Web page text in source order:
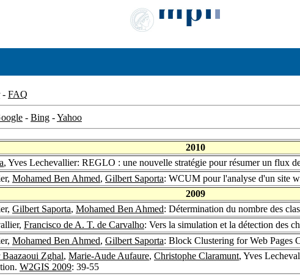
- FAQ
- Bing -Yahoo
2010
, Yves Lechevallier: REGLO : une nouvelle stratégie pour résumer un flux
Mohamed Ben Ahmed, Gilbert Saporta: WCUM pour l'analyse d'un site
2009
Gilbert Saporta, Mohamed Ben Ahmed: Détermination du nombre des
Francisco de A. T. de Carvalho: Vers la simulation et la détection des
Mohamed Ben Ahmed, Gilbert Saporta: Block Clustering for Web Pages
Zghal, Marie-Aude Aufaure, Christophe Claramunt, Yves
W2GIS 2009: 39-55